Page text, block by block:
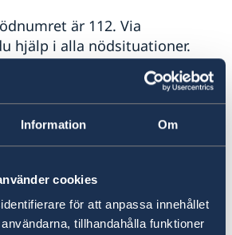
Information Om
cookies
för att anpassa innehållet
tillhandahålla funktioner
är 112. Via
hjälp i alla nödsituationer.
i Finland vad gäller
finns på
Institutet för hälsa och välfärd
och sedvänjor